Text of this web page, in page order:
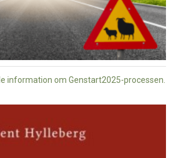
information om Genstart2025-processen.